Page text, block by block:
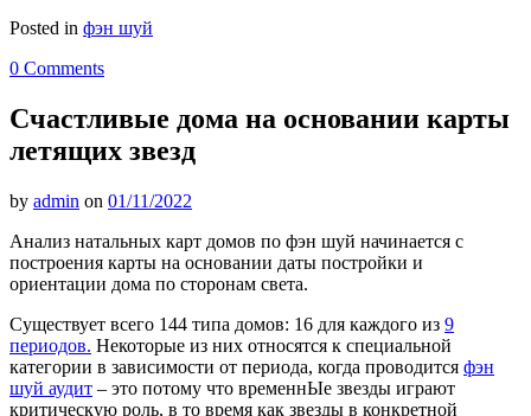
Posted in фэн шуй
0 Comments
Счастливые дома на основании карты
летящих звезд
by admin on 01/11/2022
Анализ натальных карт домов по фэн шуй начинается с
построения карты на основании даты постройки и
ориентации дома по сторонам света.
Существует всего 144 типа домов: 16 для каждого из 9
периодов. Некоторые из них относятся к специальной
категории в зависимости от периода, когда проводится фэн
шуй аудит – это потому что временнЫе звезды играют
критическую роль, в то время как звезды в конкретной